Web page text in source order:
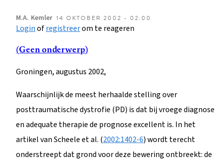
M.A. Kemler 14 OKTOBER 2002 - 02:00
Loginofregistreerom te reageren
(Geen onderwerp)
Groningen, augustus 2002,
Waarschijnlijk de meest herhaalde stelling over
posttraumatische dystrofie (PD) is dat bij vroege diagnose
en adequate therapie de prognose excellent is. In het
artikel van Scheele et al. (2002:1402-6) wordt terecht
onderstreept dat grond voor deze bewering ontbreekt: de